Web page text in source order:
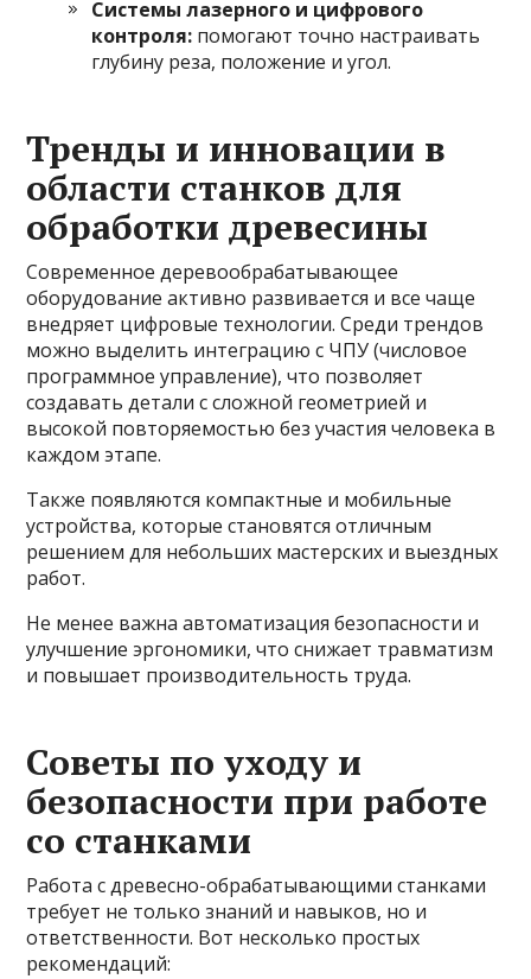
Системы лазерного и цифрового
контроля: помогают точно настраивать
глубину реза, положение и угол.
Тренды и инновации в
области станков для
обработки древесины
Современное деревообрабатывающее
оборудование активно развивается и все чаще
внедряет цифровые технологии. Среди трендов
можно выделить интеграцию с ЧПУ (числовое
программное управление), что позволяет
создавать детали с сложной геометрией и
высокой повторяемостью без участия человека в
каждом этапе.
Также появляются компактные и мобильные
устройства, которые становятся отличным
решением для небольших мастерских и выездных
работ.
Не менее важна автоматизация безопасности и
улучшение эргономики, что снижает травматизм
и повышает производительность труда.
Советы по уходу и
безопасности при работе
со станками
Работа с древесно-обрабатывающими станками
требует не только знаний и навыков, но и
ответственности. Вот несколько простых
рекомендаций: